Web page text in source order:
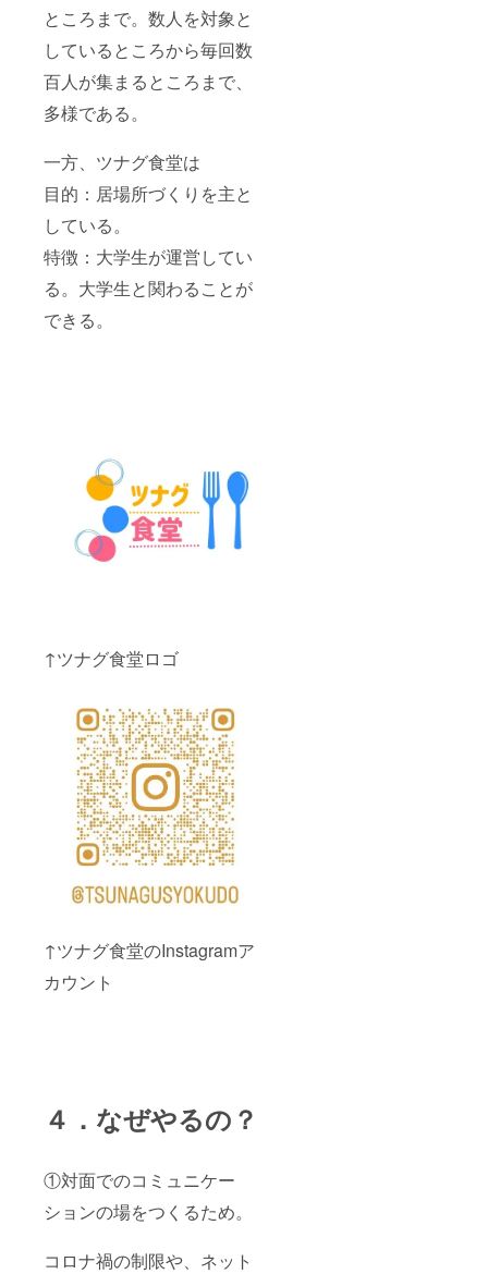
ところまで。数人を対象と
しているところから毎回数
百人が集まるところまで、
多様である。
一方、ツナグ食堂は
目的：居場所づくりを主と
している。
特徴：大学生が運営してい
る。大学生と関わることが
できる。
↑ツナグ食堂ロゴ
↑ツナグ食堂のInstagramア
カウント
４．なぜやるの？
①対面でのコミュニケー
ションの場をつくるため。
コロナ禍の制限や、ネット